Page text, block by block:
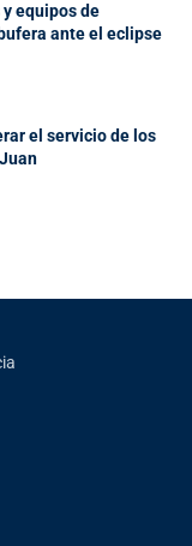
equipos de
ante el eclipse
el servicio de los